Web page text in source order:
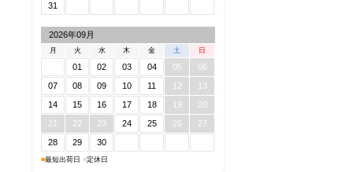
31
2026年09月
月 火 水 木 金 土 日
01 02 03 04 05
06
07
08 09 10 11 12
13
14
15 16 17 18 19
20
21
22 23 24 25 26
27
28
29 30
■最短出荷日 ■定休日